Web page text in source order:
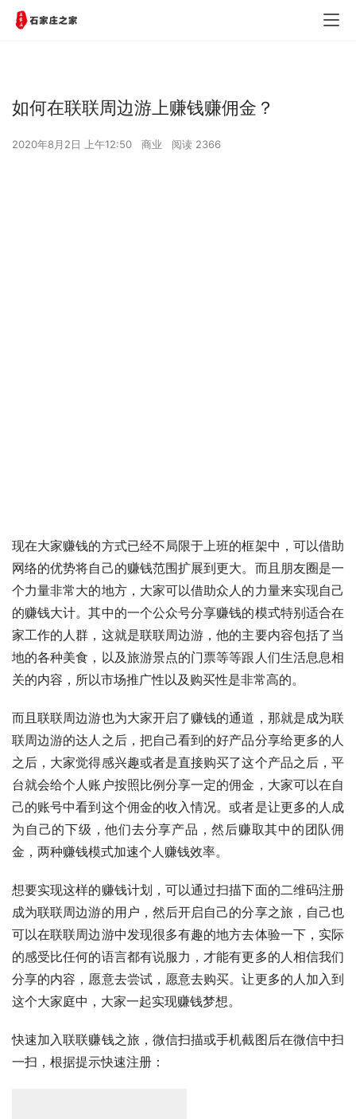
如何在联联周边游上赚钱赚佣金？
2020年8月2日 上午12:50 商业 阅读 2366
现在大家赚钱的方式已经不局限于上班的框架中，可以借助
网络的优势将自己的赚钱范围扩展到更大。而且朋友圈是一
个力量非常大的地方，大家可以借助众人的力量来实现自己
的赚钱大计。其中的一个公众号分享赚钱的模式特别适合在
家工作的人群，这就是联联周边游，他的主要内容包括了当
地的各种美食，以及旅游景点的门票等等跟人们生活息息相
关的内容，所以市场推广性以及购买性是非常高的。
而且联联周边游也为大家开启了赚钱的通道，那就是成为联
联周边游的达人之后，把自己看到的好产品分享给更多的人
之后，大家觉得感兴趣或者是直接购买了这个产品之后，平
台就会给个人账户按照比例分享一定的佣金，大家可以在自
己的账号中看到这个佣金的收入情况。或者是让更多的人成
为自己的下级，他们去分享产品，然后赚取其中的团队佣
金，两种赚钱模式加速个人赚钱效率。
想要实现这样的赚钱计划，可以通过扫描下面的二维码注册
成为联联周边游的用户，然后开启自己的分享之旅，自己也
可以在联联周边游中发现很多有趣的地方去体验一下，实际
的感受比任何的语言都有说服力，才能有更多的人相信我们
分享的内容，愿意去尝试，愿意去购买。让更多的人加入到
这个大家庭中，大家一起实现赚钱梦想。
快速加入联联赚钱之旅，微信扫描或手机截图后在微信中扫
一扫，根据提示快速注册：